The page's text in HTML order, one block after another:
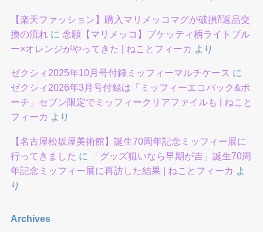
【楽天ファッション】購入マリメッコマグが破損⁈返品交
換の流れに 念願【マリメッコ】プケッティ柄ライトブル
ー×オレンジがやってきた | ねことフィーカ より
ゼクシィ2025年10月号付録ミッフィーマルチケース に
ゼクシィ2026年3月号付録は「ミッフィーエコバック&ポ
ーチ」セブン限定でミッフィークリアファイルも | ねこと
フィーカ より
【名古屋松坂屋美術館】誕生70周年記念ミッフィー展に
行ってきました に
「グッズ狙いなら早期が吉」誕生70周
年記念ミッフィー展に再訪した結果 | ねことフィーカ よ
り
Archives